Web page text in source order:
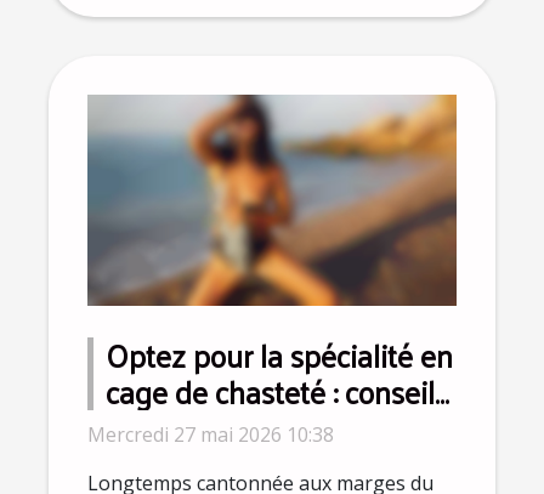
Optez pour la spécialité en
cage de chasteté : conseils
d’experts pour dépasser
les idées reçues
Mercredi 27 mai 2026 10:38
Longtemps cantonnée aux marges du